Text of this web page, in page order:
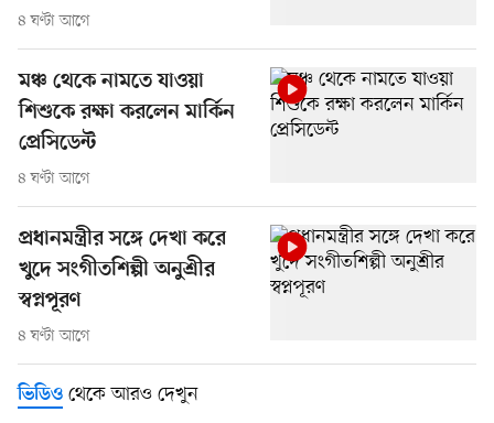
৪ ঘণ্টা আগে
মঞ্চ থেকে নামতে যাওয়া
শিশুকে রক্ষা করলেন মার্কিন
প্রেসিডেন্ট
৪ ঘণ্টা আগে
প্রধানমন্ত্রীর সঙ্গে দেখা করে
খুদে সংগীতশিল্পী অনুশ্রীর
স্বপ্নপূরণ
৪ ঘণ্টা আগে
ভিডিও থেকে আরও দেখুন